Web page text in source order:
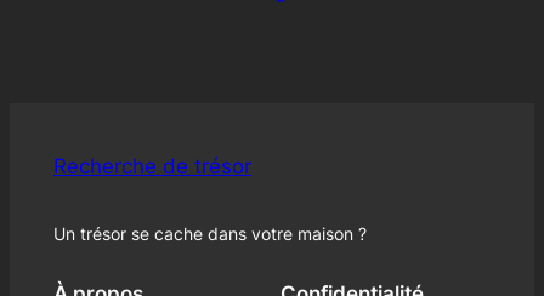
Recherche de trésor
Un trésor se cache dans votre maison ?